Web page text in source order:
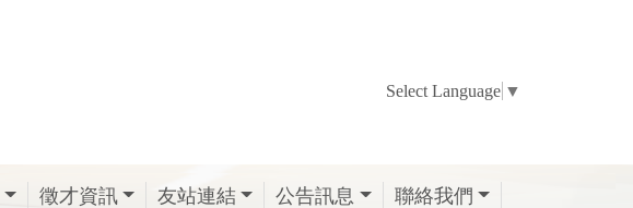
Select Language ▼
徵才資訊 友站連結 公告訊息
聯絡我們